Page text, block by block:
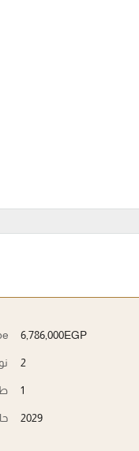
6,786,000EGP
2
1
2029